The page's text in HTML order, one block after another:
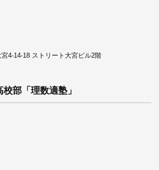
4-14-18 ストリート大宮ビル2階
部「理数適塾」